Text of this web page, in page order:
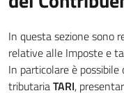
In questa sezione sono
relative alle Imposte e
In particolare è
tributariaTARI,